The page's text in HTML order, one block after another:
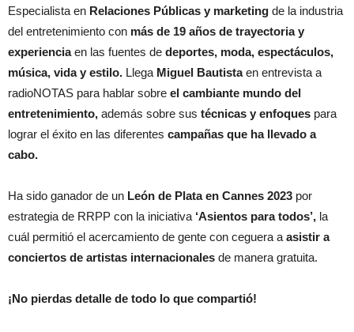
Especialista en Relaciones Públicas y marketing de la industria
del entretenimiento con más de 19 años de trayectoria y
experienciaen las fuentes de deportes, moda, espectáculos,
música, vida y estilo. Llega Miguel Bautistaen entrevista a
radioNOTAS para hablar sobre el cambiante mundo del
entretenimiento, además sobre sus técnicas y enfoques para
lograr el éxito en las diferentes campañas que ha llevado a
cabo.
Ha sido ganador de un León de Plata en Cannes 2023 por
estrategia de RRPP con la iniciativa ‘Asientos para todos’, la
cuál permitió el acercamiento de gente con ceguera a asistir a
conciertos de artistas internacionales de manera gratuita.
¡No pierdas detalle de todo lo que compartió!